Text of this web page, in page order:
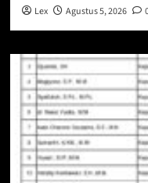
Lex Agustus 5, 2026